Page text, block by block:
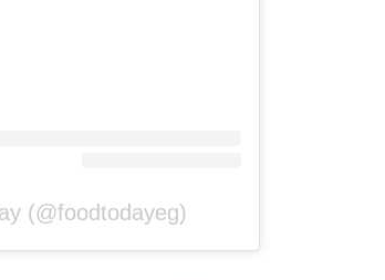
(@foodtodayeg)